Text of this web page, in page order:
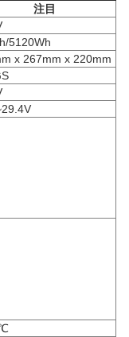
注目
5120Wh
x 267mm x 220mm